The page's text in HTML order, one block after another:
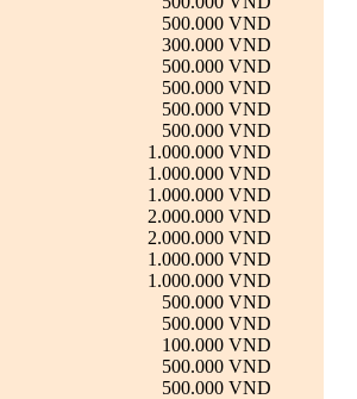
500.000 VND
300.000 VND
500.000 VND
500.000 VND
500.000 VND
500.000 VND
1.000.000 VND
1.000.000 VND
1.000.000 VND
2.000.000 VND
2.000.000 VND
1.000.000 VND
1.000.000 VND
500.000 VND
500.000 VND
100.000 VND
500.000 VND
500.000 VND